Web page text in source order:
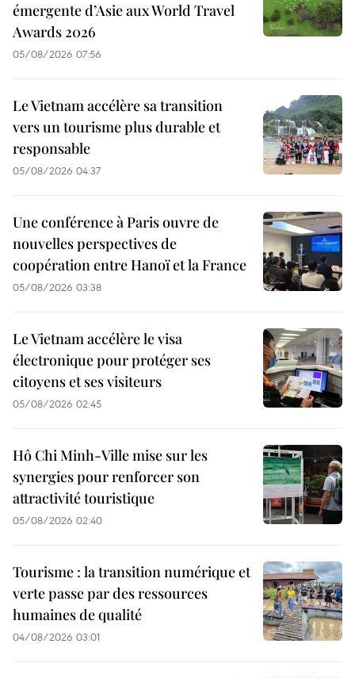
émergente d’Asie aux World Travel
Awards 2026
05/08/2026 07:56
Le Vietnam accélère sa transition
vers un tourisme plus durable et
responsable
05/08/2026 04:37
Une conférence à Paris ouvre de
nouvelles perspectives de
coopération entre Hanoï et la France
05/08/2026 03:38
Le Vietnam accélère le visa
électronique pour protéger ses
citoyens et ses visiteurs
05/08/2026 02:45
Hô Chi Minh-Ville mise sur les
synergies pour renforcer son
attractivité touristique
05/08/2026 02:40
Tourisme : la transition numérique et
verte passe par des ressources
humaines de qualité
04/08/2026 03:01